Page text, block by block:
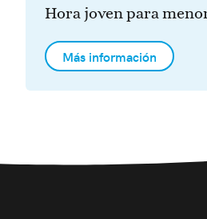
Hora joven para
Más información